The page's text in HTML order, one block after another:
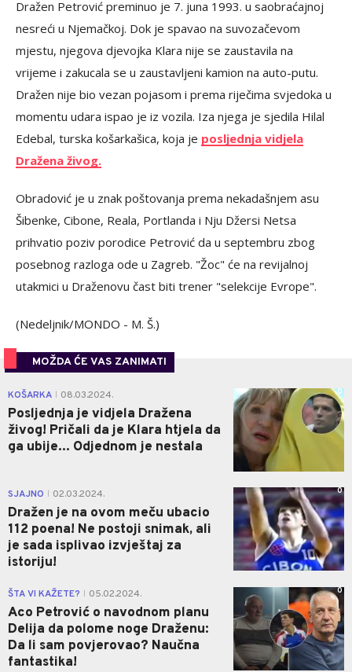
Dražen Petrović preminuo je 7. juna 1993. u saobraćajnoj
nesreći u Njemačkoj. Dok je spavao na suvozačevom
mjestu, njegova djevojka Klara nije se zaustavila na
vrijeme i zakucala se u zaustavljeni kamion na auto-putu.
Dražen nije bio vezan pojasom i prema riječima svjedoka u
momentu udara ispao je iz vozila. Iza njega je sjedila Hilal
Edebal, turska košarkašica, koja je posljednja vidjela
Dražena živog.
Obradović je u znak poštovanja prema nekadašnjem asu
Šibenke, Cibone, Reala, Portlanda i Nju Džersi Netsa
prihvatio poziv porodice Petrović da u septembru zbog
posebnog razloga ode u Zagreb. "Žoc" će na revijalnoj
utakmici u Draženovu čast biti trener "selekcije Evrope".
(Nedeljnik/MONDO - M. Š.)
MOŽDA ĆE VAS ZANIMATI
KOŠARKA 08.03.2024.
Posljednja je vidjela Dražena
živog! Pričali da je Klara htjela da
ga ubije... Odjednom je nestala
0
SJAJNO 02.03.2024.
Dražen je na ovom meču ubacio
112 poena! Ne postoji snimak, ali
je sada isplivao izvještaj za
istoriju!
0
ŠTA VI KAŽETE? 05.02.2024.
Aco Petrović o navodnom planu
Delija da polome noge Draženu:
Da li sam povjerovao? Naučna
fantastika!
0